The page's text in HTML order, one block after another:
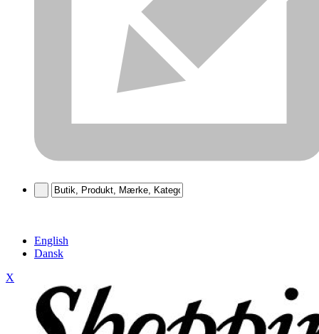
English
Dansk
X